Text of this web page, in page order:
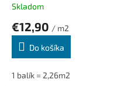
Skladom
€12,90 / m2
Do košíka
1 balík = 2,26m2